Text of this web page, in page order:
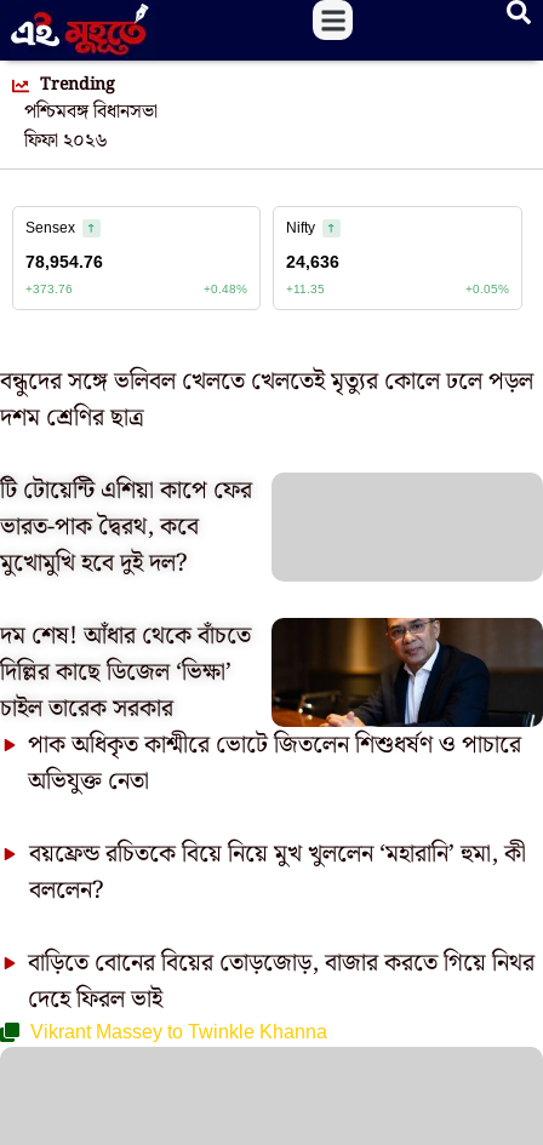
Trending
পশ্চিমবঙ্গ বিধানসভা
ফিফা ২০২৬
বন্ধুদের সঙ্গে ভলিবল খেলতে খেলতেই মৃত্যুর কোলে ঢলে পড়ল
দশম শ্রেণির ছাত্র
টি টোয়েন্টি এশিয়া কাপে ফের
ভারত-পাক দ্বৈরথ, কবে
মুখোমুখি হবে দুই দল?
দম শেষ! আঁধার থেকে বাঁচতে
দিল্লির কাছে ডিজেল ‘ভিক্ষা’
চাইল তারেক সরকার
পাক অধিকৃত কাশ্মীরে ভোটে জিতলেন শিশুধর্ষণ ও পাচারে
অভিযুক্ত নেতা
বয়ফ্রেন্ড রচিতকে বিয়ে নিয়ে মুখ খুললেন ‘মহারানি’ হুমা, কী
বললেন?
বাড়িতে বোনের বিয়ের তোড়জোড়, বাজার করতে গিয়ে নিথর
দেহে ফিরল ভাই
Vikrant Massey to Twinkle Khanna